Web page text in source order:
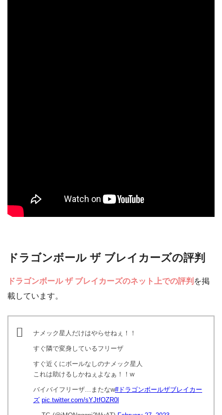
ドラゴンボール ザ ブレイカーズの評判
ドラゴンボール ザ ブレイカーズのネット上での評判 を掲
載しています。
ナメック星人だけはやらせねぇ！！
すぐ隣で変身しているフリーザ
すぐ近くにボールなしのナメック星人
これは助けるしかねぇよなぁ！！w
バイバイフリーザ…またなw#ドラゴンボールザブレイカー
ズ pic.twitter.com/sYJtfOZR0l